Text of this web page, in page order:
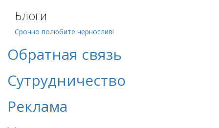
Блоги
Срочно полюбите чернослив!
Обратная связь
Сутрудничество
Реклама